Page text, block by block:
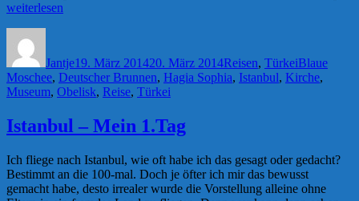
weiterlesen
Jantje19. März 201420. März 2014Reisen, TürkeiBlaue
Moschee, Deutscher Brunnen, Hagia Sophia, Istanbul, Kirche,
Museum, Obelisk, Reise, Türkei
Istanbul – Mein 1.Tag
Ich fliege nach Istanbul, wie oft habe ich das gesagt oder gedacht?
Bestimmt an die 100-mal. Doch je öfter ich mir das bewusst
gemacht habe, desto irrealer wurde die Vorstellung alleine ohne